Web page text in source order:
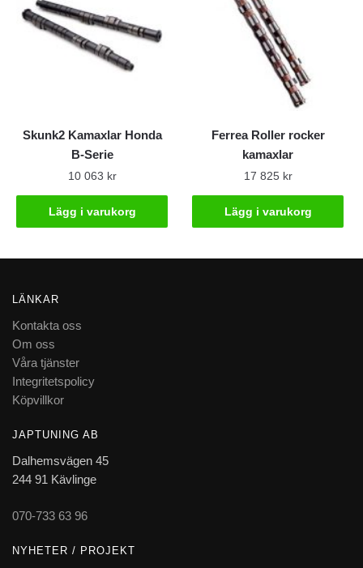
Skunk2 Kamaxlar Honda
B-Serie
10 063 kr
Lägg i varukorg
Ferrea Roller rocker
kamaxlar
17 825 kr
Lägg i varukorg
LÄNKAR
Kontakta oss
Om oss
Våra tjänster
Integritetspolicy
Köpvillkor
JAPTUNING AB
Dalhemsvägen 45
244 91 Kävlinge
070-733 63 96
NYHETER / PROJEKT